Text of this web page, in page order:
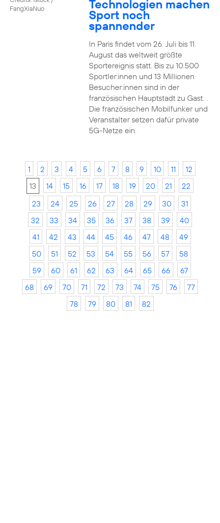
FangXiaNuo
Technologien machen
Sport noch
spannender
In Paris findet vom 26. Juli bis 11.
August das weltweit größte
Sportereignis statt. Bis zu 10.500
Sportler:innen und 13 Millionen
Besucher:innen sind in der
französischen Hauptstadt zu Gast. .
Die französischen Mobilfunker und
Veranstalter setzen dafür private
5G-Netze ein.
1 2 3 4 5 6 7 8 9 10 11
12
13
14 15 16 17 18 19 20 21
22
23
24 25 26 27 28 29 30
31
32
33 34 35 36 37 38 39
40
41
42 43 44 45 46 47 48
49
50
51 52 53 54 55 56 57
58
59
60 61 62 63 64 65 66
67
68
69 70 71 72 73 74 75 76
77
78
79 80 81 82